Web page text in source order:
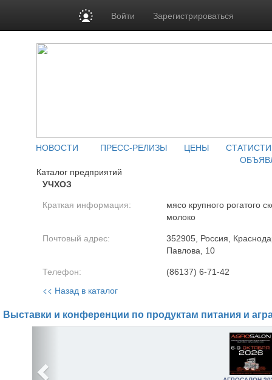
Войти Зарегистрироваться
НОВОСТИ ПРЕСС-РЕЛИЗЫ ЦЕНЫ
Каталог предприятий
УЧХОЗ
Краткая информация:
мясо крупного рогатого
молоко
Почтовый адрес:
352905, Россия,
Павлова, 10
Телефон: (86137) 6-71-42
<< Назад в каталог
Выставки и конференции по продуктам питания и